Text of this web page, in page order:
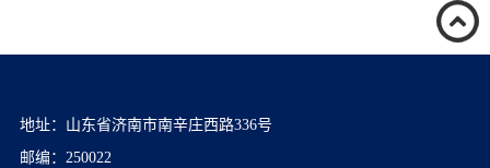
地址：山东省济南市南辛庄西路336号
邮编：250022